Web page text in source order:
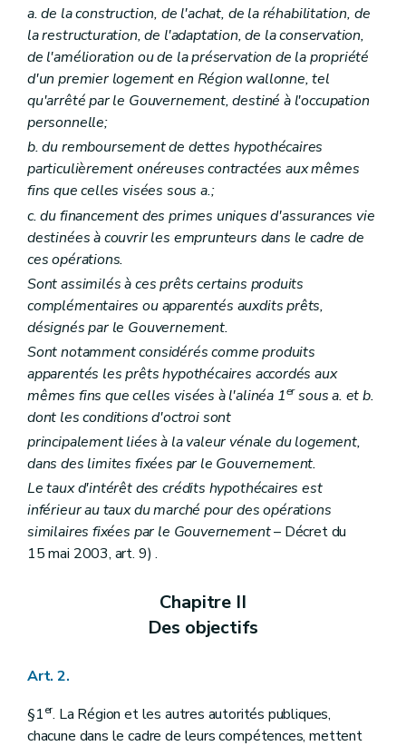
a. de la construction, de l'achat, de la réhabilitation, de
la restructuration, de l'adaptation, de la conservation,
de l'amélioration ou de la préservation de la propriété
d'un premier logement en Région wallonne, tel
qu'arrêté par le Gouvernement, destiné à l'occupation
personnelle;
b. du remboursement de dettes hypothécaires
particulièrement onéreuses contractées aux mêmes
fins que celles visées sous a.;
c. du financement des primes uniques d'assurances vie
destinées à couvrir les emprunteurs dans le cadre de
ces opérations.
Sont assimilés à ces prêts certains produits
complémentaires ou apparentés auxdits prêts,
désignés par le Gouvernement.
Sont notamment considérés comme produits
apparentés les prêts hypothécaires accordés aux
mêmes fins que celles visées à l'alinéa 1ersous a. et b.
dont les conditions d'octroi sont
principalement liées à la valeur vénale du logement,
dans des limites fixées par le Gouvernement.
Le taux d'intérêt des crédits hypothécaires est
inférieur au taux du marché pour des opérations
similaires fixées par le Gouvernement– Décret du
15 mai 2003, art. 9) .
Chapitre II
Des objectifs
Art. 2.
§1er. La Région et les autres autorités publiques,
chacune dans le cadre de leurs compétences, mettent